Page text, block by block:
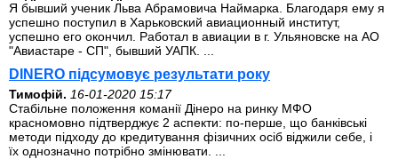
Я бывший ученик Льва Абрамовича Наймарка. Благодаря ему я
успешно поступил в Харьковский авиационный институт,
успешно его окончил. Работал в авиации в г. Ульяновске на АО
"Авиастаре - СП", бывший УАПК. ...
DINERO підсумовує результати року
Тимофій. 16-01-2020 15:17
Стабільне положення команії Дінеро на ринку МФО
красномовно підтверджує 2 аспекти: по-перше, що банківські
методи підходу до кредитування фізичних осіб віджили себе, і
їх однозначно потрібно змінювати. ...